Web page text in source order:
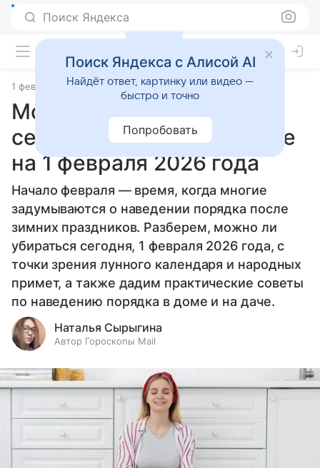
Поиск Яндекса
1 февраля 2026 Источник: Гороскопы Mail Статьи
Можно ли убираться
сегодня: советы по уборке
на 1 февраля 2026 года
Начало февраля — время, когда многие
задумываются о наведении порядка после
зимних праздников. Разберем, можно ли
убираться сегодня, 1 февраля 2026 года, с
точки зрения лунного календаря и народных
примет, а также дадим практические советы
по наведению порядка в доме и на даче.
Наталья Сырыгина
Автор Гороскопы Mail
Поиск Яндекса с Алисой AI
Найдёт ответ, картинку или видео —
быстро и точно
Попробовать